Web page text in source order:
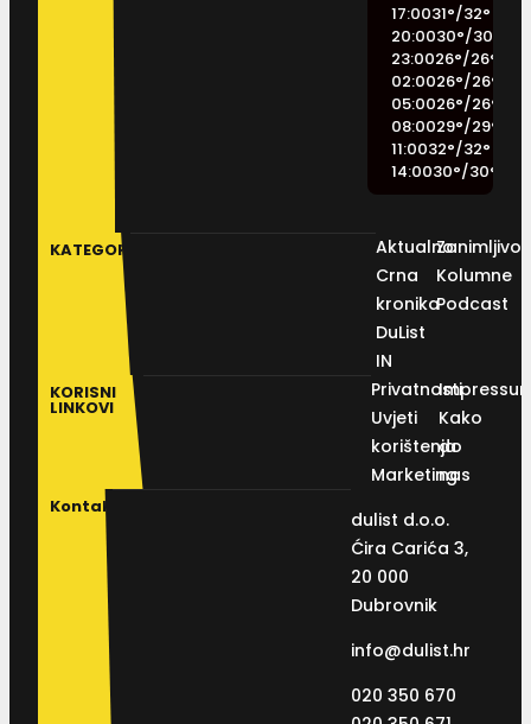
17:0031°/32°
20:0030°/30
23:0026°/26°
02:0026°/26°
05:0026°/26°
08:0029°/29°
11:0032°/32°
14:0030°/30°
KATEGORIJE
Aktualno
Crna
kronika
DuList
IN
Kolumne
Podcast
KORISNI
LINKOVI
Privatnosti
Uvjeti
korištenja
Marketing
Kako
do
nas
Kontakt
dulist d.o.o.
Ćira Carića 3,
20 000
Dubrovnik
info@dulist.hr
020 350 670